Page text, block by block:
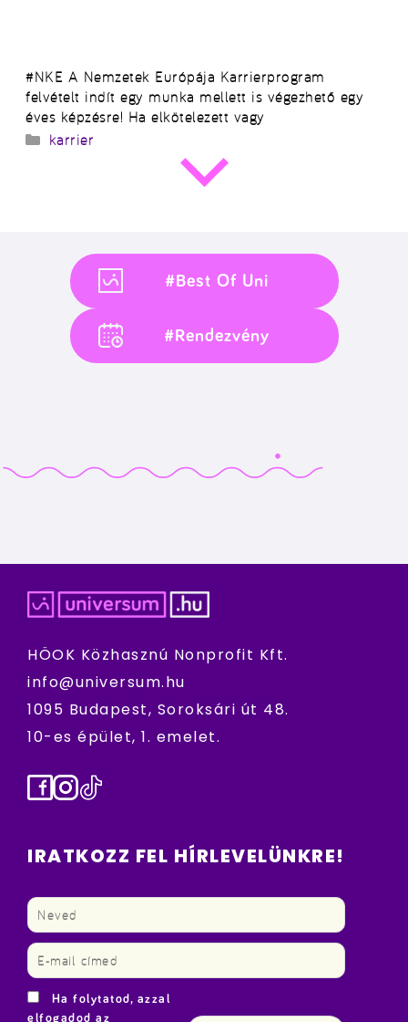
#NKE A Nemzetek Európája Karrierprogram
felvételt indít egy munka mellett is végezhető egy
éves képzésre! Ha elkötelezett vagy
Kategória
karrier
#Best Of Uni
#Rendezvény
HÖOK Közhasznú Nonprofit Kft.
info@universum.hu
1095 Budapest, Soroksári út 48.
10-es épület, 1. emelet.
Facebook
Instagram
TikTok
IRATKOZZ FEL HÍRLEVELÜNKRE!
Ha folytatod, azzal
elfogadod az